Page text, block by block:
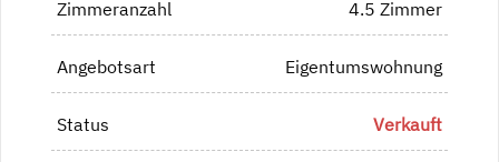
Zimmeranzahl 4.5 Zimmer
Angebotsart Eigentumswohnung
Status Verkauft